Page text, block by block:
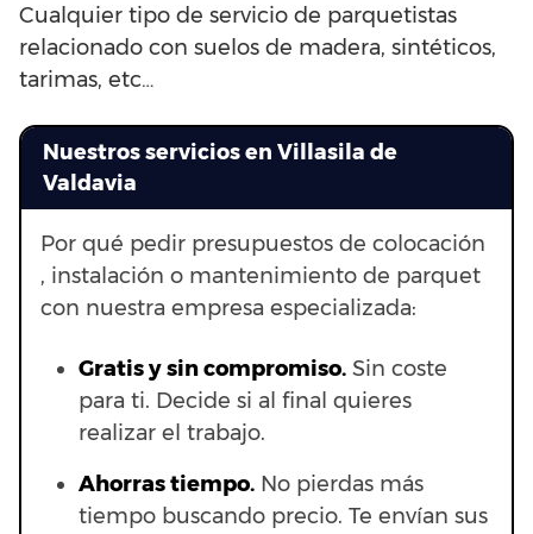
Cualquier tipo de servicio de parquetistas
relacionado con suelos de madera, sintéticos,
tarimas, etc…
Nuestros servicios en Villasila de
Valdavia
Por qué pedir presupuestos de colocación
, instalación o mantenimiento de parquet
con nuestra empresa especializada:
Gratis y sin compromiso. Sin coste
para ti. Decide si al final quieres
realizar el trabajo.
Ahorras tiempo. No pierdas más
tiempo buscando precio. Te envían sus